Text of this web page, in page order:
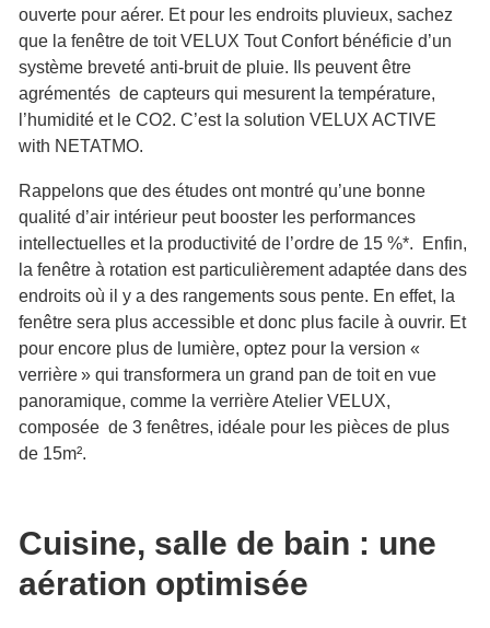
ouverte pour aérer. Et pour les endroits pluvieux, sachez
que la fenêtre de toit VELUX Tout Confort bénéficie d’un
système breveté anti-bruit de pluie. Ils peuvent être
agrémentés de capteurs qui mesurent la température,
l’humidité et le CO2. C’est la solution VELUX ACTIVE
with NETATMO.
Rappelons que des études ont montré qu’une bonne
qualité d’air intérieur peut booster les performances
intellectuelles et la productivité de l’ordre de 15 %*. Enfin,
la fenêtre à rotation est particulièrement adaptée dans des
endroits où il y a des rangements sous pente. En effet, la
fenêtre sera plus accessible et donc plus facile à ouvrir. Et
pour encore plus de lumière, optez pour la version «
verrière » qui transformera un grand pan de toit en vue
panoramique, comme la verrière Atelier VELUX,
composée de 3 fenêtres, idéale pour les pièces de plus
de 15m².
Cuisine, salle de bain : une
aération optimisée